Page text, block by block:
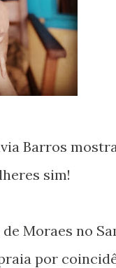
sim!
Moraes no